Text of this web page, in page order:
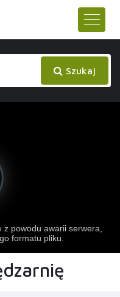
Szukaj